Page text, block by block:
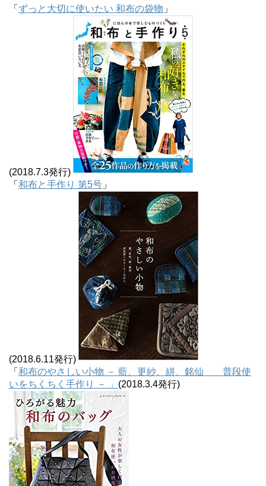
「 ずっと大切に使いたい 和布の袋物 」
(2018.7.3発行)
「 和布と手作り 第5号 」
(2018.6.11発行)
「 和布のやさしい小物 － 藍、更紗、絣、銘仙 普段使
いをちくちく手作り － 」 (2018.3.4発行)